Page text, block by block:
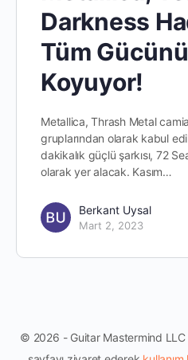
Darkness
Tüm
Koyuyor!
Metallica, Thrash Metal
gruplarından olarak kabul
dakikalık güçlü şarkısı, 72
olarak yer alacak. Kasım…
Berkant Uysal
Mart 2, 2023
© 2026 - Guitar Mastermind